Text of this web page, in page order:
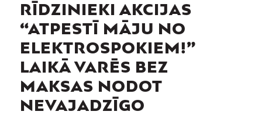
RĪDZINIEKI AKCIJAS
“ATPESTĪ MĀJU NO
ELEKTROSPOKIEM!”
LAIKĀ VARĒS BEZ
MAKSAS NODOT
NEVAJADZĪGO